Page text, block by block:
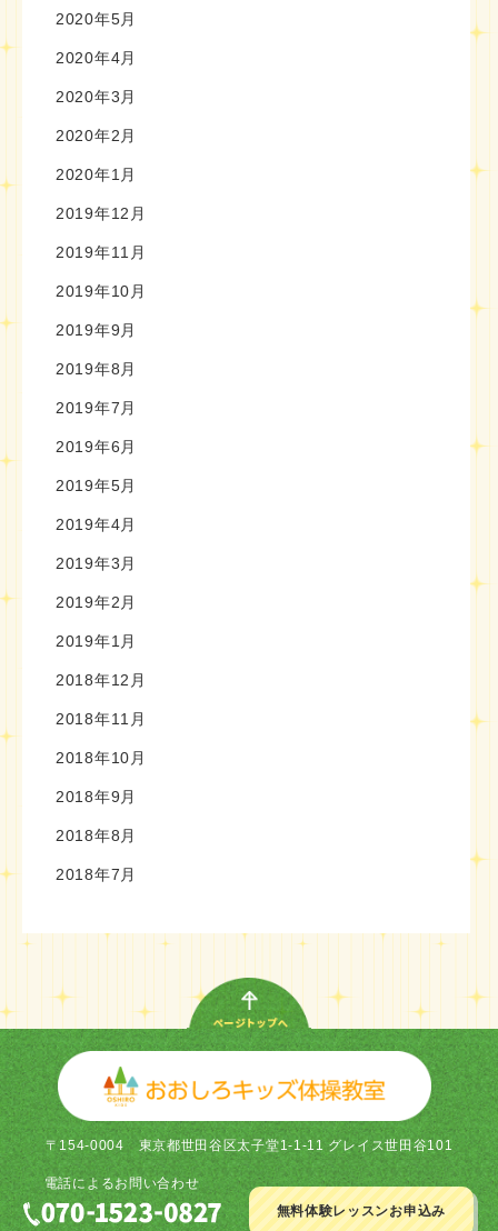
2020年5月
2020年4月
2020年3月
2020年2月
2020年1月
2019年12月
2019年11月
2019年10月
2019年9月
2019年8月
2019年7月
2019年6月
2019年5月
2019年4月
2019年3月
2019年2月
2019年1月
2018年12月
2018年11月
2018年10月
2018年9月
2018年8月
2018年7月
〒154-0004東京都世田谷区太子堂1-1-11 グレイス世田谷101
電話によるお問い合わせ
無料体験レッスンお申込み